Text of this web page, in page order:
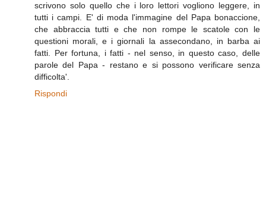
scrivono solo quello che i loro lettori vogliono leggere, in
tutti i campi. E' di moda l'immagine del Papa bonaccione,
che abbraccia tutti e che non rompe le scatole con le
questioni morali, e i giornali la assecondano, in barba ai
fatti. Per fortuna, i fatti - nel senso, in questo caso, delle
parole del Papa - restano e si possono verificare senza
difficolta'.
Rispondi